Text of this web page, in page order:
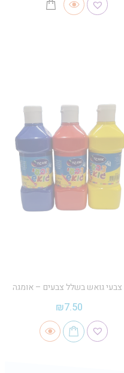
צבעי גואש בשלל צבעים – אומגה
₪7.50